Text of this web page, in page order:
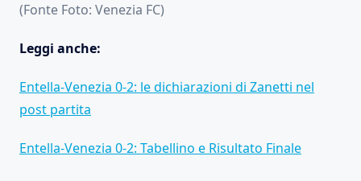
(Fonte Foto: Venezia FC)
Leggi anche:
Entella-Venezia 0-2: le dichiarazioni di Zanetti nel
post partita
Entella-Venezia 0-2: Tabellino e Risultato Finale